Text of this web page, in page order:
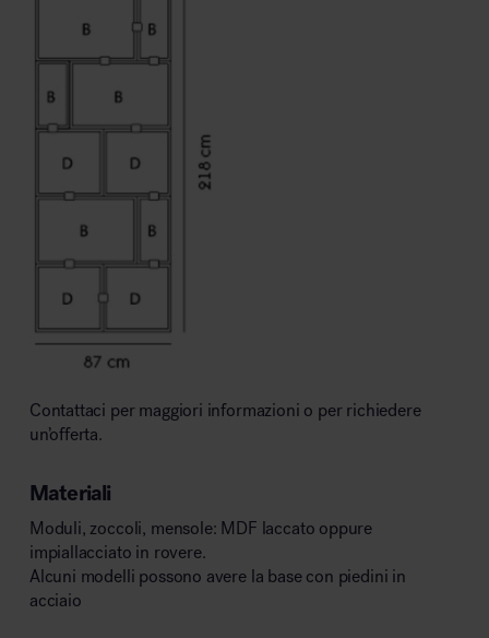
Contattaci per maggiori informazioni o per richiedere
un’offerta.
Materiali
Moduli, zoccoli, mensole: MDF laccato oppure
impiallacciato in rovere.
Alcuni modelli possono avere la base con piedini in
acciaio